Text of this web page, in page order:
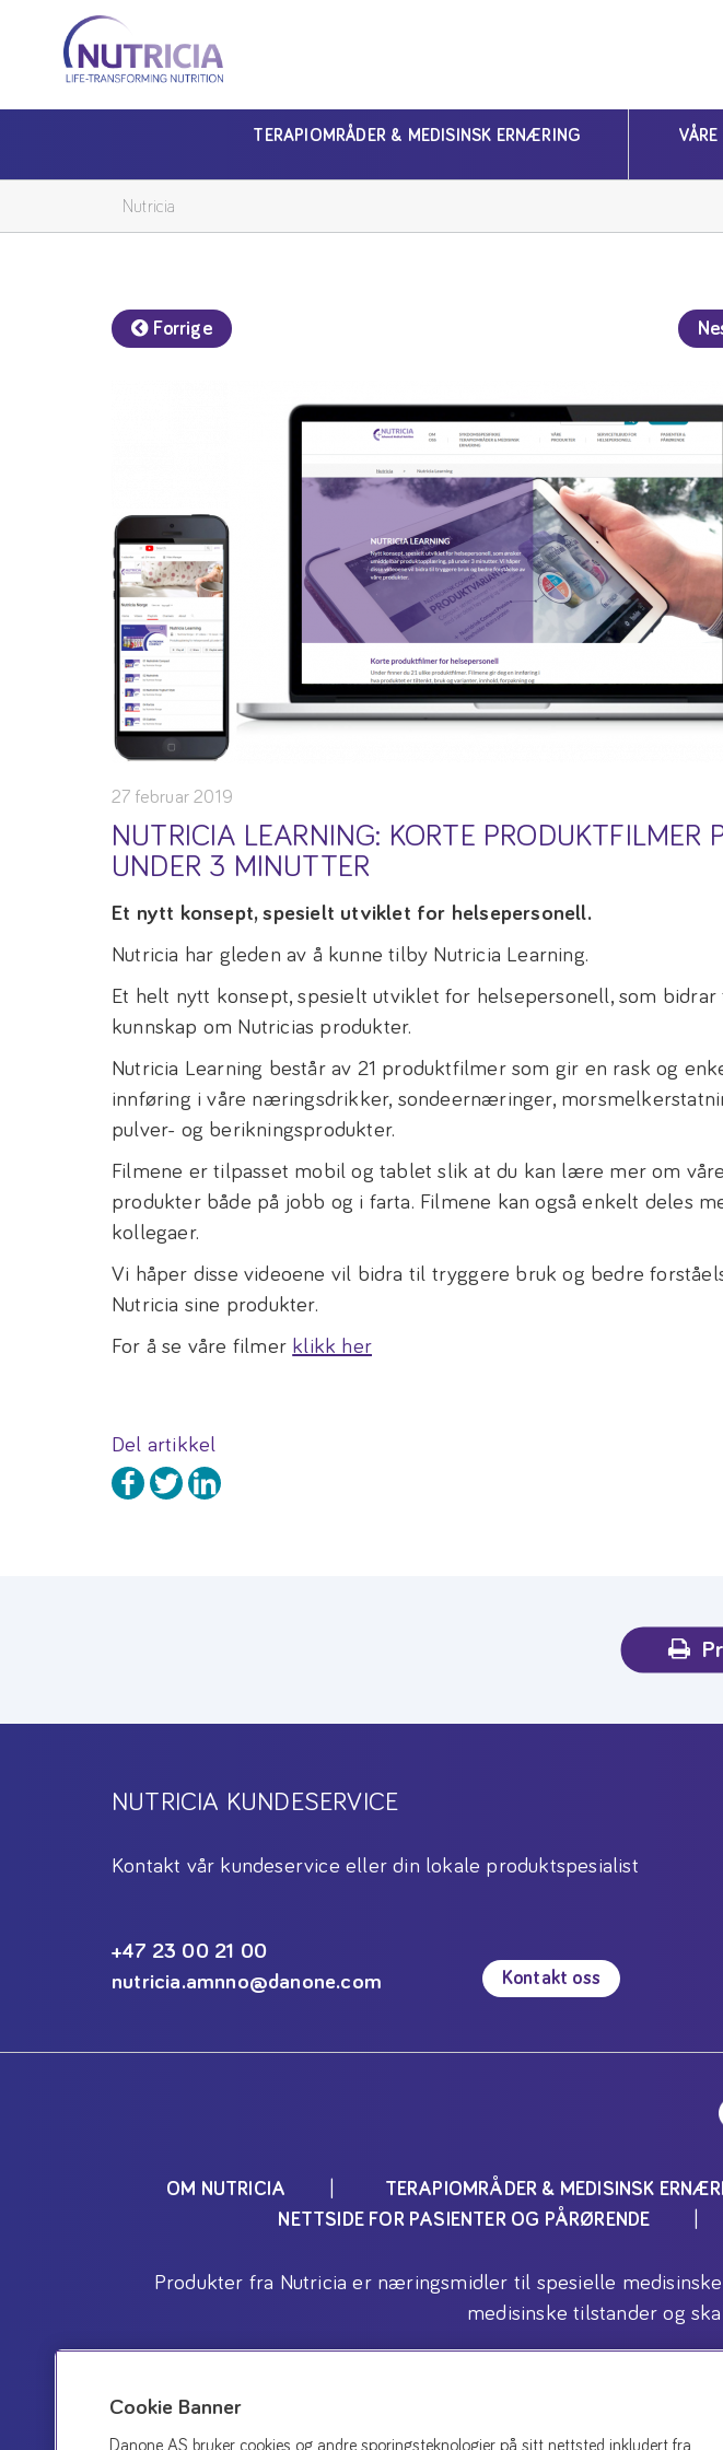
Nutricia
Nutricia
TERAPIOMRÅDER & MEDISINSK ERNÆRING
Nutricia
Forrige
27 februar 2019
NUTRICIA LEARNING: KORTE PRODUKTFILMER
UNDER 3 MINUTTER
Et nytt konsept, spesielt utviklet for helsepersonell.
Nutricia har gleden av å kunne tilby Nutricia Learning.
Et helt nytt konsept, spesielt utviklet for helsepersonell, som
kunnskap om Nutricias produkter.
Nutricia Learning består av 21 produktfilmer som gir en rask og
innføring i våre næringsdrikker, sondeernæringer,
pulver- og berikningsprodukter.
Filmene er tilpasset mobil og tablet slik at du kan lære mer om våre
produkter både på jobb og i farta. Filmene kan også enkelt deles
kollegaer.
Vi håper disse videoene vil bidra til tryggere bruk og bedre
Nutricia sine produkter.
For å se våre filmer klikk her
Del artikkel
NUTRICIA KUNDESERVICE
Kontakt vår kundeservice eller din lokale produktspesialist
+47 23 00 21 00
nutricia.amnno@danone.com
Kontakt oss
OM NUTRICIA TERAPIOMRÅDER & MEDISINSK
NETTSIDE FOR PASIENTER OG PÅRØRENDE
Produkter fra Nutricia er næringsmidler til spesielle
medisinske tilstander og
Cookie Banner
Danone AS bruker cookies og andre sporingsteknologier på sitt nettsted, inkludert fra